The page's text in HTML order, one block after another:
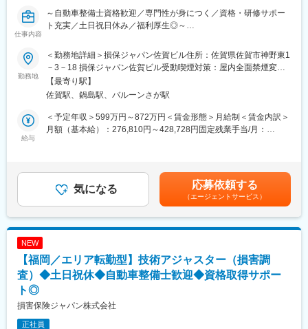
て、最適な環境です。
■魅力：
環境です。
・誰しもが慣れない交通事故の状況下で、事故を解決に導き、保
険金という形でお客様に貢献できるお仕事です。
・事故解決のプロフェッショナルとして活躍できるよう、入社か
らその後も、さまざまな力を身につけ、磨き、高め続けられる環
境が整っています。
・年間休日120日（土日祝）／所定労働時間09:00～17:00とワー
https://www.sompo-japan-saiyo.com/sompo-
sp/adjuster/img/adjuster.pdf
仕事内容
～自動車整備士資格歓迎／専門性が身につく／資格・研修サポー
ト充実／土日祝日休み／福利厚生◎～
入社後は技術アジャスター資格取得後、保険金サービス部門で、
自動車の損害調査・示談交渉をお任せします。
■職務詳細：
１．自動車損害調査
整備工場と修理範囲や修理計画・金額に関する折衝を行います。
また、事故の事案担当者へ自動車調査結果に関する情報提供を行
い、スムーズな解決に向けて支援を行います。
解決していきます。
■育成体制：
技術アジャスター資格取得に向けて、自動車工学や関係法令、自
し、アジャスターとしてのスキルを高められます。
会社としての研修だけでなく、先輩社員から勉強会やアドバイス
技術アジャスターとしての経験を積むことで、将来的にはリーダ
ー職や管理職への昇進の道が開けています。また、専門的な知識
勤務地
＜勤務地詳細＞損保ジャパン佐賀ビル住所：佐賀県佐賀市神野東1
－3－18 損保ジャパン佐賀ビル受動喫煙対策：屋内全面禁煙変更
の範囲：会社の定める事業所（リモートワーク含む）
【最寄り駅】
佐賀駅、鍋島駅、バルーンさが駅
給与
＜予定年収＞599万円～872万円＜賃金形態＞月給制＜賃金内訳＞
月額（基本給）：276,810円～428,728円固定残業手当/月：
賞与：年2回（会社業績、評価による）■昇給：あり※賃金はあく
までも目安の金額であり、選考を通じて上下する可能性がありま
す。※各種手当てを規程に従い支給※技術アジャスター資格保有者
は優遇します。※超過した時間外労働の残業時間代は追加支給賃金
はあくまでも目安の金額であり、選考を通じて上下する可能性が
気になる 応募依頼する
（エージェントサービス）
NEW
【福岡／エリア転勤型】技術アジャスター（損害調
査）◆土日祝休◆自動車整備士歓迎◆資格取得サポー
ト◎
損害保険ジャパン株式会社
正社員